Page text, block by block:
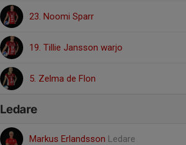
23. Noomi Sparr
19. Tillie Jansson warjo
5. Zelma de Flon
Ledare
Markus Erlandsson Ledare